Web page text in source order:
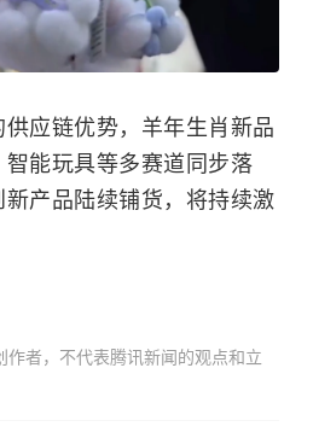
应链优势，羊年生肖新品
能玩具等多赛道同步落
产品陆续铺货，将持续激
作者，不代表腾讯新闻的观点和立